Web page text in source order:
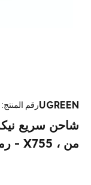
UGREENرقم المنتج:
من ، X755 - رمادي